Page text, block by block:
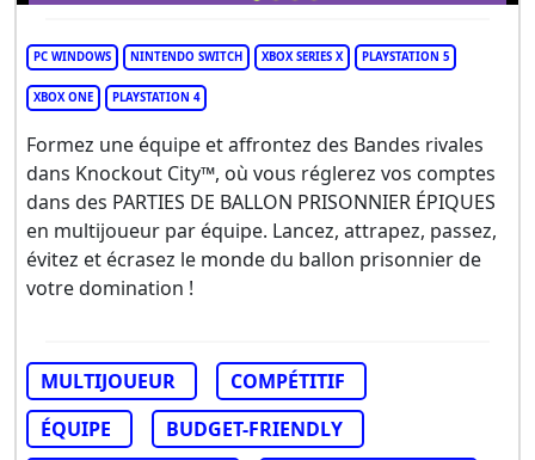
PC WINDOWS NINTENDO SWITCH XBOX SERIES X PLAYSTATION 5
XBOX ONE PLAYSTATION 4
Formez une équipe et affrontez des Bandes rivales
dans Knockout City™, où vous réglerez vos comptes
dans des PARTIES DE BALLON PRISONNIER ÉPIQUES
en multijoueur par équipe. Lancez, attrapez, passez,
évitez et écrasez le monde du ballon prisonnier de
votre domination !
MULTIJOUEUR
COMPÉTITIF
ÉQUIPE
BUDGET-FRIENDLY